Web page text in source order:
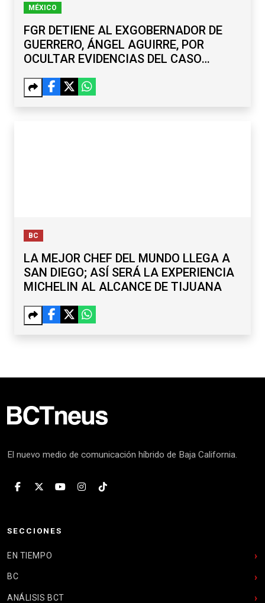
MÉXICO
FGR DETIENE AL EXGOBERNADOR DE
GUERRERO, ÁNGEL AGUIRRE, POR
OCULTAR EVIDENCIAS DEL CASO
BC
LA MEJOR CHEF DEL MUNDO LLEGA A
SAN DIEGO; ASÍ SERÁ LA EXPERIENCIA
MICHELIN AL ALCANCE DE TIJUANA
El nuevo medio de comunicación híbrido de Baja California.
SECCIONES
EN TIEMPO
BC
ANÁLISIS BCT